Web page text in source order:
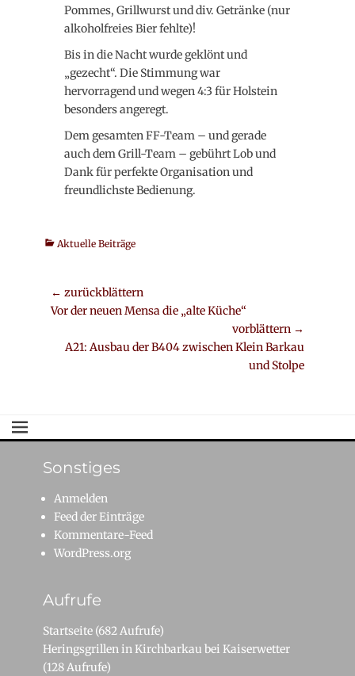
Pommes, Grillwurst und div. Getränke (nur
alkoholfreies Bier fehlte)!
Bis in die Nacht wurde geklönt und
„gezecht“. Die Stimmung war
hervorragend und wegen 4:3 für Holstein
besonders angeregt.
Dem gesamten FF-Team – und gerade
auch dem Grill-Team – gebührt Lob und
Dank für perfekte Organisation und
freundlichste Bedienung.
Kategorien
Aktuelle Beiträge
Beitrags-
Navigation
← zurückblättern
Vorheriger
Vor der neuen Mensa die „alte Küche“
vorblättern →
Nächster
A21: Ausbau der B404 zwischen Klein Barkau
und Stolpe
Sonstiges
Anmelden
Feed der Einträge
Kommentare-Feed
WordPress.org
Aufrufe
Startseite (682 Aufrufe)
Heringsgrillen in Kirchbarkau bei Kaiserwetter
(128 Aufrufe)